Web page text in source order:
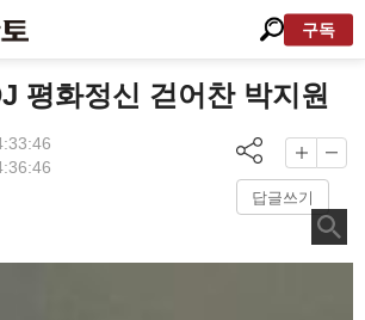
구독
평화정신 걷어찬 박지원
답글쓰기